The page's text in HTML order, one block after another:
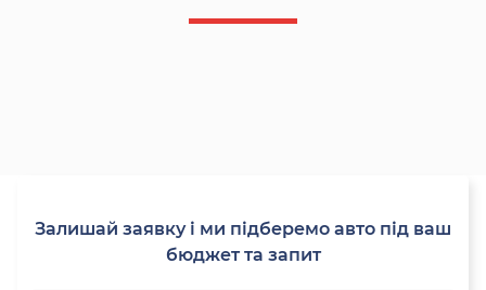
Залишай заявку і ми підберемо авто під ваш
бюджет та запит